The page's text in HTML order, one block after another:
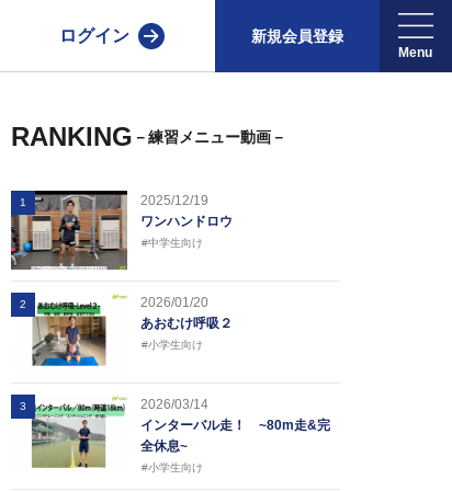
ログイン 新規会員登録
RANKING －練習メニュー動画－
1
2025/12/19
ワンハンドロウ
#中学生向け
2
2026/01/20
あおむけ呼吸２
#小学生向け
3
2026/03/14
インターバル走！ ~80m走&完
全休息~
#小学生向け